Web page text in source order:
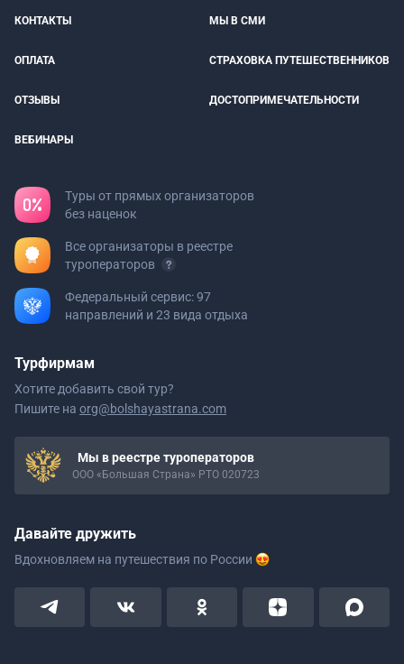
КОНТАКТЫ МЫ В СМИ
ОПЛАТА СТРАХОВКА ПУТЕШЕСТВЕННИКОВ
ОТЗЫВЫ ДОСТОПРИМЕЧАТЕЛЬНОСТИ
ВЕБИНАРЫ
Туры от прямых организаторов
без наценок
Все организаторы в реестре
туроператоров
Федеральный сервис: 97
направлений и 23 вида отдыха
Турфирмам
Хотите добавить свой тур?
Пишите на org@bolshayastrana.com
Мы в реестре туроператоров
ООО «Большая Страна» РТО 020723
Давайте дружить
Вдохновляем на путешествия по России